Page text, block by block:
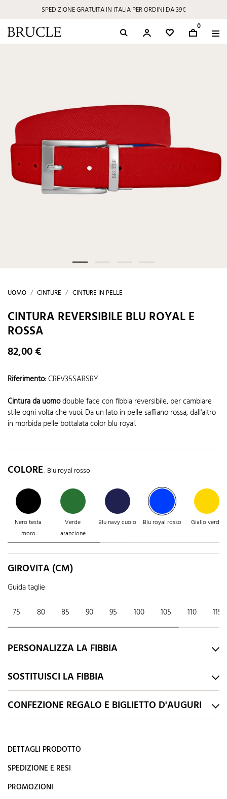
SPEDIZIONE GRATUITA IN ITALIA PER ORDINI DA 39€
0
UOMO CINTURE CINTURE IN PELLE
CINTURA REVERSIBILE BLU ROYAL E
ROSSA
82,00 €
Riferimento:CREV35SARSRY
Cintura da uomodouble face con fibbia reversibile, per cambiare
stile ogni volta che vuoi. Da un lato in pelle saffiano rossa, dall'altro
in morbida pelle bottalata color blu royal.
COLORE: Blu royal rosso
Nero testa
moro
Verde
arancione
Blu navy cuoio Blu royal rosso Giallo verde
GIROVITA (CM)
Guida taglie
75 80 85 90 95 100 105 110 115
PERSONALIZZA LA FIBBIA
SOSTITUISCI LA FIBBIA
CONFEZIONE REGALO E BIGLIETTO D'AUGURI
DETTAGLI PRODOTTO
SPEDIZIONE E RESI
PROMOZIONI